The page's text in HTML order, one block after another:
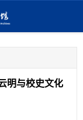
明与校史文化